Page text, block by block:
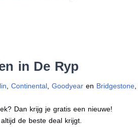
in De Ryp
,Continental ,Goodyear en Bridgestone
Dan krijg je gratis een nieuwe!
de beste deal krijgt.